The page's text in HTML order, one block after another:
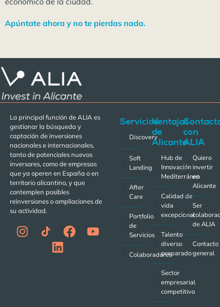
Apúntate ahora y no te pierdas nada.
La principal función de ALIA es
gestionar la búsqueda y
captación de inversiones
nacionales e internacionales,
tanto de potenciales nuevos
inversores, como de empresas
que ya operen en España o en
territorio alicantino, y que
contemplen posibles
reinversiones o ampliaciones de
su actividad.
Servicios
Discovery
Soft
Landing
After
Care
Portfolio
de
Servicios
Colaboradores
Ventajas
de
Alicante
Hub de
Innovación
Mediterráneo
Calidad de
vida
excepcional
Talento
diverso
preparado
Sector
empresarial
competitivo
con
ALIA
Quiero
invertir
en
Alicante
Ser
de ALIA
Contacto
general